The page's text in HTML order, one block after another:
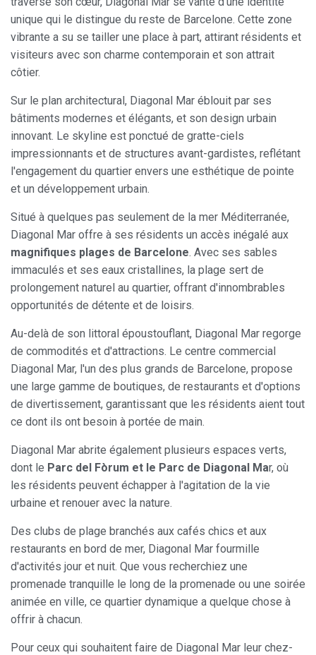
unique qui le distingue du reste de Barcelone. Cette zone
vibrante a su se tailler une place à part, attirant résidents et
visiteurs avec son charme contemporain et son attrait
côtier.
Sur le plan architectural, Diagonal Mar éblouit par ses
bâtiments modernes et élégants, et son design urbain
innovant. Le skyline est ponctué de gratte-ciels
impressionnants et de structures avant-gardistes, reflétant
l'engagement du quartier envers une esthétique de pointe
et un développement urbain.
Situé à quelques pas seulement de la mer Méditerranée,
Diagonal Mar offre à ses résidents un accès inégalé aux
magnifiques plages de Barcelone. Avec ses sables
immaculés et ses eaux cristallines, la plage sert de
prolongement naturel au quartier, offrant d'innombrables
opportunités de détente et de loisirs.
Au-delà de son littoral époustouflant, Diagonal Mar regorge
de commodités et d'attractions. Le centre commercial
Diagonal Mar, l'un des plus grands de Barcelone, propose
une large gamme de boutiques, de restaurants et d'options
de divertissement, garantissant que les résidents aient tout
ce dont ils ont besoin à portée de main.
Diagonal Mar abrite également plusieurs espaces verts,
dont le Parc del Fòrum et le Parc de Diagonal Mar, où
les résidents peuvent échapper à l'agitation de la vie
urbaine et renouer avec la nature.
Des clubs de plage branchés aux cafés chics et aux
restaurants en bord de mer, Diagonal Mar fourmille
d'activités jour et nuit. Que vous recherchiez une
promenade tranquille le long de la promenade ou une soirée
animée en ville, ce quartier dynamique a quelque chose à
offrir à chacun.
Pour ceux qui souhaitent faire de Diagonal Mar leur chez-